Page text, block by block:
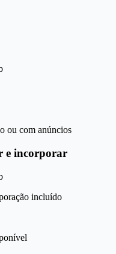
ou com anúncios
e incorporar
incluído